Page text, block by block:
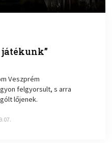
játékunk”
Veszprém
felgyorsult, s arra
lőjenek.